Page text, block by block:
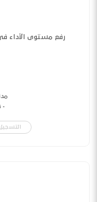
رفع مستوى الأداء
-
التسجيل